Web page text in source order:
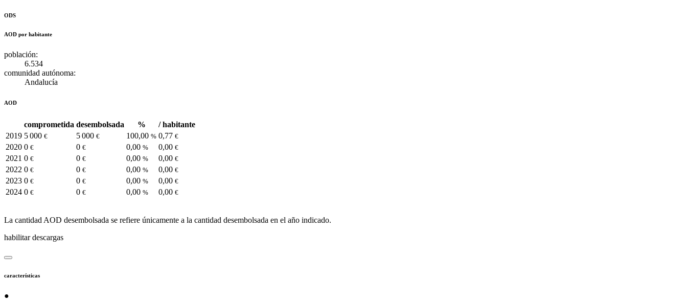
ODS
AOD por habitante
población:
6.534
comunidad autónoma:
Andalucía
AOD
comprometida desembolsada %
/ habitante
2019 5 000 € 5 000 € 100,00 % 0,77 €
2020 0 € 0 € 0,00 % 0,00 €
2021 0 € 0 € 0,00 % 0,00 €
2022 0 € 0 € 0,00 % 0,00 €
2023 0 € 0 € 0,00 % 0,00 €
2024 0 € 0 € 0,00 % 0,00 €
La cantidad AOD desembolsada se refiere únicamente a la cantidad desembolsada en el año indicado.
habilitar descargas
características
●